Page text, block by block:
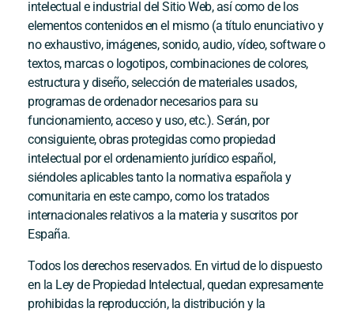
intelectual e industrial del Sitio Web, así como de los
elementos contenidos en el mismo (a título enunciativo y
no exhaustivo, imágenes, sonido, audio, vídeo, software o
textos, marcas o logotipos, combinaciones de colores,
estructura y diseño, selección de materiales usados,
programas de ordenador necesarios para su
funcionamiento, acceso y uso, etc.). Serán, por
consiguiente, obras protegidas como propiedad
intelectual por el ordenamiento jurídico español,
siéndoles aplicables tanto la normativa española y
comunitaria en este campo, como los tratados
internacionales relativos a la materia y suscritos por
España.
Todos los derechos reservados. En virtud de lo dispuesto
en la Ley de Propiedad Intelectual, quedan expresamente
prohibidas la reproducción, la distribución y la